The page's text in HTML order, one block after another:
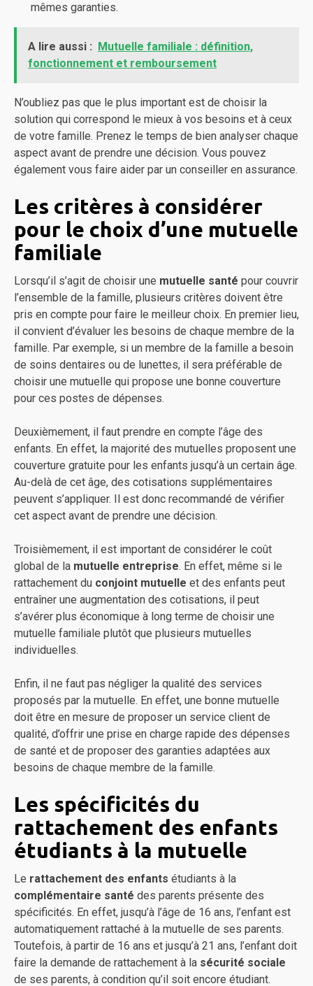
mêmes garanties.
A lire aussi :
Mutuelle familiale : définition,
fonctionnement et remboursement
N’oubliez pas que le plus important est de choisir la
solution qui correspond le mieux à vos besoins et à ceux
de votre famille. Prenez le temps de bien analyser chaque
aspect avant de prendre une décision. Vous pouvez
également vous faire aider par un conseiller en assurance.
Les critères à considérer
pour le choix d’une mutuelle
familiale
Lorsqu’il s’agit de choisir une mutuelle santé pour couvrir
l’ensemble de la famille, plusieurs critères doivent être
pris en compte pour faire le meilleur choix. En premier lieu,
il convient d’évaluer les besoins de chaque membre de la
famille. Par exemple, si un membre de la famille a besoin
de soins dentaires ou de lunettes, il sera préférable de
choisir une mutuelle qui propose une bonne couverture
pour ces postes de dépenses.
Deuxièmement, il faut prendre en compte l’âge des
enfants. En effet, la majorité des mutuelles proposent une
couverture gratuite pour les enfants jusqu’à un certain âge.
Au-delà de cet âge, des cotisations supplémentaires
peuvent s’appliquer. Il est donc recommandé de vérifier
cet aspect avant de prendre une décision.
Troisièmement, il est important de considérer le coût
global de la mutuelle entreprise. En effet, même si le
rattachement du conjoint mutuelle et des enfants peut
entraîner une augmentation des cotisations, il peut
s’avérer plus économique à long terme de choisir une
mutuelle familiale plutôt que plusieurs mutuelles
individuelles.
Enfin, il ne faut pas négliger la qualité des services
proposés par la mutuelle. En effet, une bonne mutuelle
doit être en mesure de proposer un service client de
qualité, d’offrir une prise en charge rapide des dépenses
de santé et de proposer des garanties adaptées aux
besoins de chaque membre de la famille.
Les spécificités du
rattachement des enfants
étudiants à la mutuelle
Le rattachement des enfants étudiants à la
complémentaire santé des parents présente des
spécificités. En effet, jusqu’à l’âge de 16 ans, l’enfant est
automatiquement rattaché à la mutuelle de ses parents.
Toutefois, à partir de 16 ans et jusqu’à 21 ans, l’enfant doit
faire la demande de rattachement à la sécurité sociale
de ses parents, à condition qu’il soit encore étudiant.